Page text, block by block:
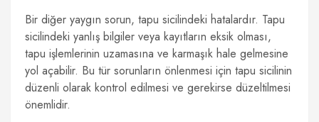
Bir diğer yaygın sorun, tapu sicilindeki hatalardır. Tapu
sicilindeki yanlış bilgiler veya kayıtların eksik olması,
tapu işlemlerinin uzamasına ve karmaşık hale gelmesine
yol açabilir. Bu tür sorunların önlenmesi için tapu sicilinin
düzenli olarak kontrol edilmesi ve gerekirse düzeltilmesi
önemlidir.